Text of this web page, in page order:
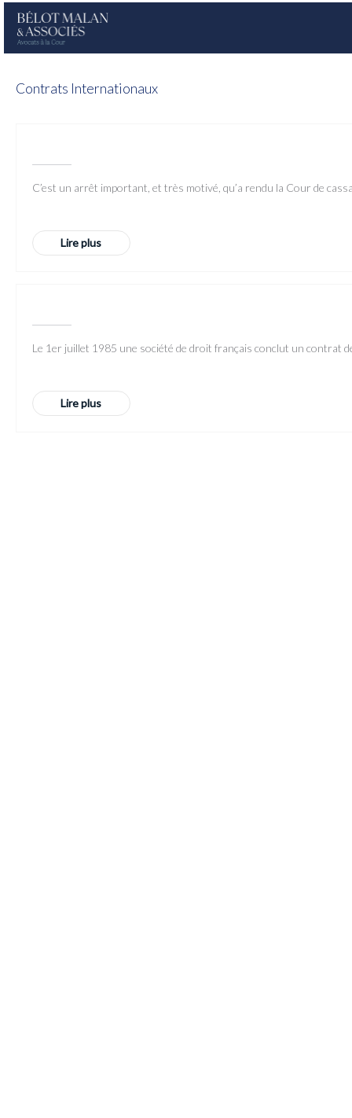
Contrats Internationaux
C’est un arrêt important, et très motivé, qu’a rendu la Cour de
Lire plus
Le 1er juillet 1985 une société de droit français conclut un contrat
Lire plus